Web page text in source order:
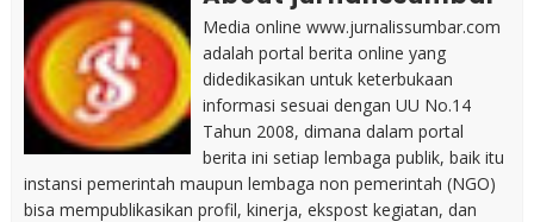
Media online www.jurnalissumbar.com
adalah portal berita online yang
didedikasikan untuk keterbukaan
informasi sesuai dengan UU No.14
Tahun 2008, dimana dalam portal
berita ini setiap lembaga publik, baik itu
instansi pemerintah maupun lembaga non pemerintah (NGO)
bisa mempublikasikan profil, kinerja, ekspost kegiatan, dan